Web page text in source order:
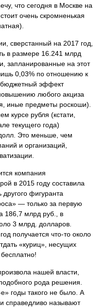
что сегодня в Москве на
очень скромненькая
сверстанный на 2017 год,
в размере 16.241 млрд
запланированные на этот
0,03% по отношению к
эффект
любого акциза
иные предметы роскоши).
курсе рубля (кстати,
текущего года)
Это меньше, чем
и организаций,
компания
в 2015 году составила
фигуранта
— только за первую
186,7 млрд руб., в
3 млрд. долларов.
получается что-то около
«куриц», несущих
нашей власти,
рода решения.
годы такого не было. А
справедливо называют